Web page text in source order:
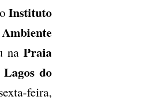
Instituto
na Praia
do
feira,